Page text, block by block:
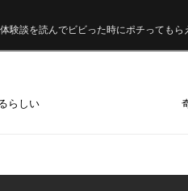
験談を読んでビビった時にポチってもら
らしい